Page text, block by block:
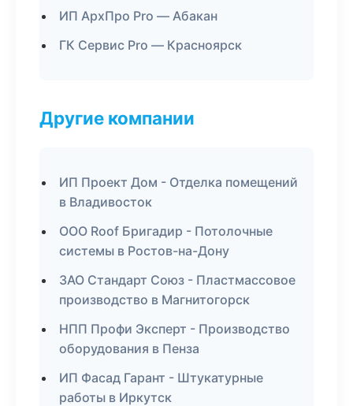
ИП АрхПро Pro — Абакан
ГК Сервис Pro — Красноярск
Другие компании
ИП Проект Дом - Отделка помещений
в Владивосток
ООО Roof Бригадир - Потолочные
системы в Ростов-на-Дону
ЗАО Стандарт Союз - Пластмассовое
производство в Магнитогорск
НПП Профи Эксперт - Производство
оборудования в Пенза
ИП Фасад Гарант - Штукатурные
работы в Иркутск